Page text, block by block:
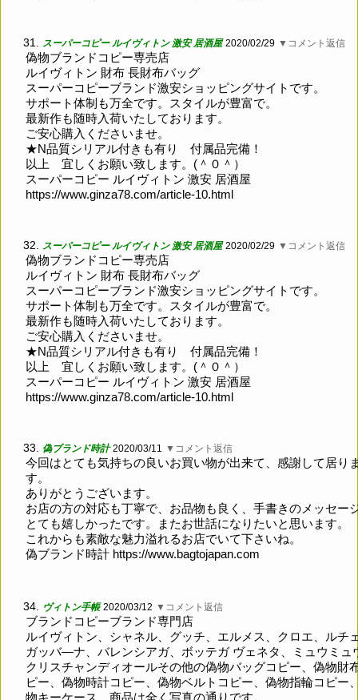
31. スーパーコピー ルイヴィトン 激安 居酒屋 2020/02/29 ▼コメント返信
偽物ブランドコピー専売店
ルイヴィトン 財布 長財布バッグ
スーパーコピーブランド激安ショッピングサイトです。
サポート体制も万全です。スタイルが豊富で。
最新作も随時入荷いたしております。
ご安心購入くださいませ。
★N品質シリアル付きも有り 付属品完備！
以上 宜しくお願い致します。(＾０＾）
スーパーコピー ルイヴィトン 激安 居酒屋
https://www.ginza78.com/article-10.html
32. スーパーコピー ルイヴィトン 激安 居酒屋 2020/02/29 ▼コメント返信
偽物ブランドコピー専売店
ルイヴィトン 財布 長財布バッグ
スーパーコピーブランド激安ショッピングサイトです。
サポート体制も万全です。スタイルが豊富で。
最新作も随時入荷いたしております。
ご安心購入くださいませ。
★N品質シリアル付きも有り 付属品完備！
以上 宜しくお願い致します。(＾０＾）
スーパーコピー ルイヴィトン 激安 居酒屋
https://www.ginza78.com/article-10.html
33. 偽ブランド時計 2020/03/11 ▼コメント返信
今回はとても気持ちの良いお買い物が出来て、感謝して居り
す。
ありがとうございます。
お店の方の対応も丁寧で、お品物も良く、手書きのメッセー
とても嬉しかったです。またお世話になりたいと思います。
これからも素敵な魅力溢れるお店でいて下さいね。
偽ブランド時計 https://www.bagtojapan.com
34. ヴィトン手帳 2020/03/12 ▼コメント返信
ブランドコピーブランド専門店
ルイヴィトン、シャネル、グッチ、エルメス、クロエ、ルチ
ガッバ―ナ、バレンシアガ、ボッテガ ヴェネタ、ミュウミュ
クリスチャンディオールその他の偽物バッグコピー、偽物財
ピー、偽物時計コピー、偽物ベルトコピー、偽物指輪コピー